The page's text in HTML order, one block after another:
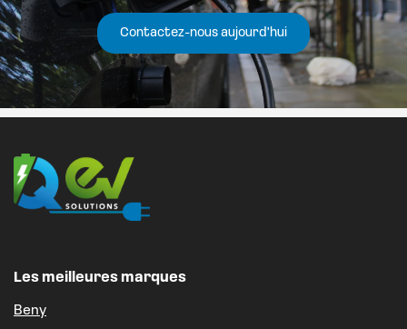
Contactez-nous aujourd'hui
Les meilleures marques
Beny